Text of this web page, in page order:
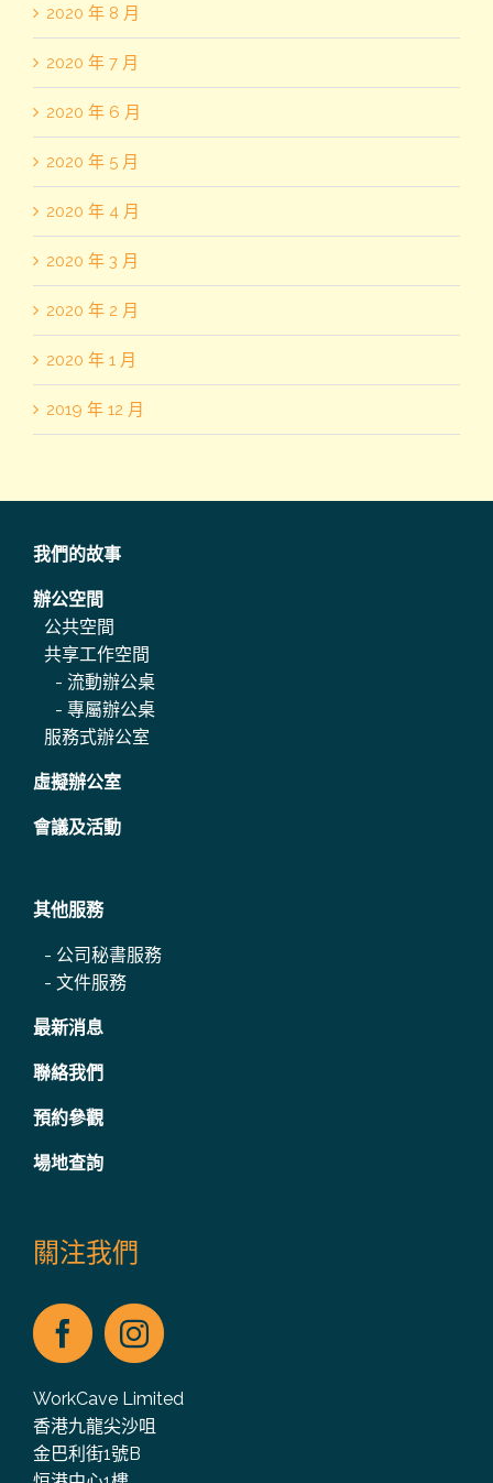
2020 年 8 月
2020 年 7 月
2020 年 6 月
2020 年 5 月
2020 年 4 月
2020 年 3 月
2020 年 2 月
2020 年 1 月
2019 年 12 月
我們的故事
辦公空間
公共空間
共享工作空間
- 流動辦公桌
- 專屬辦公桌
服務式辦公室
虛擬辦公室
會議及活動
其他服務
- 公司秘書服務
- 文件服務
最新消息
聯絡我們
預約參觀
場地查詢
關注我們
WorkCave Limited
香港九龍尖沙咀
金巴利街1號B